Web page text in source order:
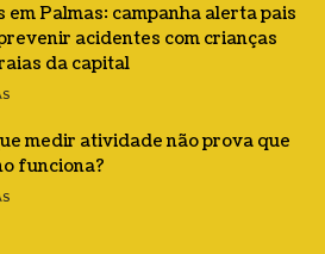
em Palmas: campanha alerta pais
acidentes com crianças
da capital
medir atividade não prova que
funciona?